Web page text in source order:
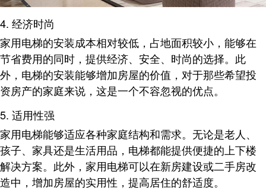
4. 经济时尚
家用电梯的安装成本相对较低，占地面积较小，能够在
节省费用的同时，提供经济、安全、时尚的选择。此
外，电梯的安装能够增加房屋的价值，对于那些希望投
资房产的家庭来说，这是一个不容忽视的优点。
5. 适用性强
家用电梯能够适应各种家庭结构和需求。无论是老人、
孩子、家具还是生活用品，电梯都能提供便捷的上下楼
解决方案。此外，家用电梯可以在新房建设或二手房改
造中，增加房屋的实用性，提高居住的舒适度。